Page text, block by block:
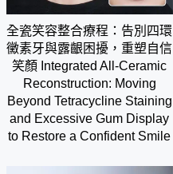
全瓷笑容整合療程：告別四環
黴素牙與露齦困擾，重塑自信
笑顏 Integrated All-Ceramic
Reconstruction: Moving
Beyond Tetracycline Staining
and Excessive Gum Display
to Restore a Confident Smile